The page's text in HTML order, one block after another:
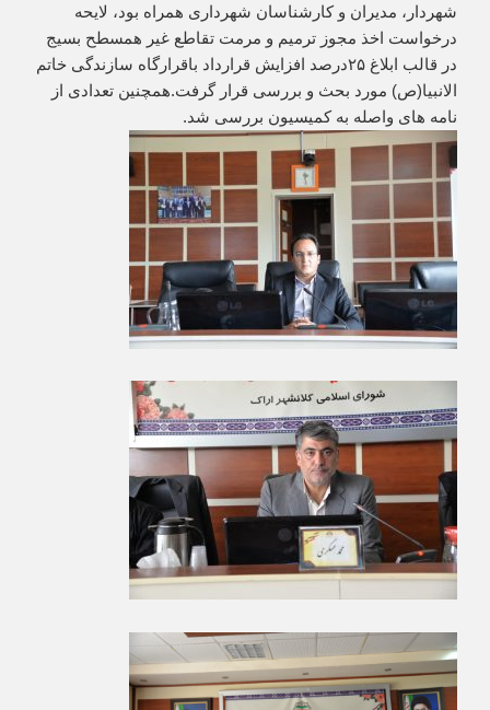
شهردار، مدیران و کارشناسان شهرداری همراه بود، لایحه
درخواست اخذ مجوز ترمیم و مرمت تقاطع غیر همسطح بسیج
در قالب ابلاغ ۲۵درصد افزایش قرارداد باقرارگاه سازندگی خاتم
الانبیا(ص) مورد بحث و بررسی قرار گرفت.همچنین تعدادی از
نامه های واصله به کمیسیون بررسی شد.